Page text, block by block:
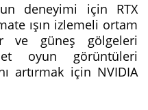
deneyimi için RTX
ışın izlemeli ortam
ve güneş gölgeleri
oyun görüntüleri
artırmak için NVIDIA